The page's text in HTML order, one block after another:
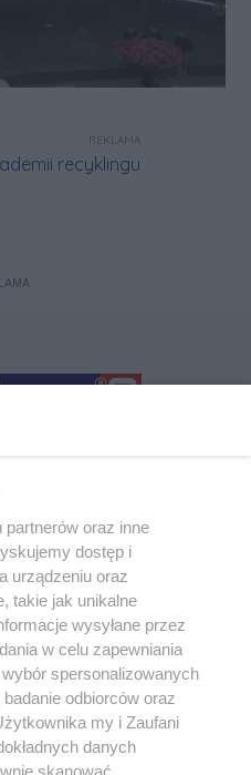
REKLAMA
Regulamin
Kontakt
Katalog firm
newslettera
poinformowanych!
oraz inne
dostęp i
urządzeniu oraz
takie jak unikalne
wysyłane przez
w celu zapewniania
spersonalizowanych
odbiorców oraz
my i Zaufani
danych
skanować